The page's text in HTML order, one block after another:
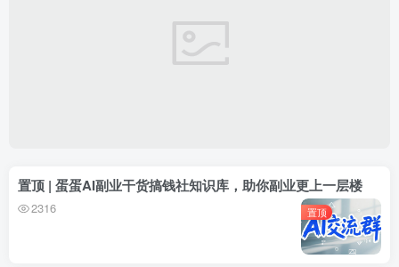
置顶 | 蛋蛋AI副业干货搞钱社知识库，助你副业更上一层楼
置顶
2316